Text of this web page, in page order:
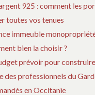
925 : comment les
toutes vos tenues
immeuble
bien la choisir ?
prévoir pour
des professionnels du
en Occitanie